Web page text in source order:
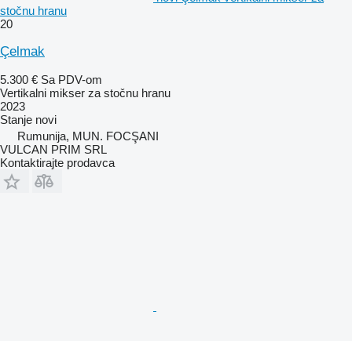
stočnu hranu
20
Çelmak
5.300 € Sa PDV-om
Vertikalni mikser za stočnu hranu
2023
Stanje novi
Rumunija, MUN. FOCŞANI
VULCAN PRIM SRL
Kontaktirajte prodavca